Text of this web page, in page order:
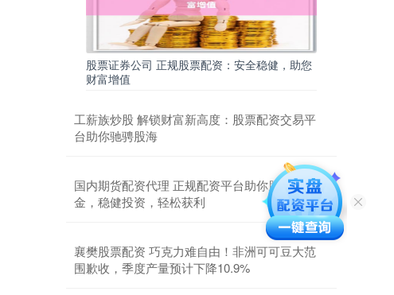
股票证券公司 正规股票配资：安全稳健，助您
财富增值
工薪族炒股 解锁财富新高度：股票配资交易平
台助你驰骋股海
国内期货配资代理 正规配资平台助你股市掘
金，稳健投资，轻松获利
襄樊股票配资 巧克力难自由！非洲可可豆大范
围歉收，季度产量预计下降10.9%